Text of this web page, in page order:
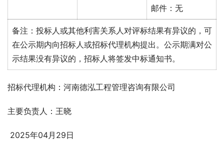
邮件：无
备注：投标人或其他利害关系人对评标结果有异议的，可
在公示期内向招标人或招标代理机构提出。公示期满对公
示结果没有异议的，招标人将签发中标通知书。
招标代理机构：河南德泓工程管理咨询有限公司
主要负责人：王晓
2025年04月29日